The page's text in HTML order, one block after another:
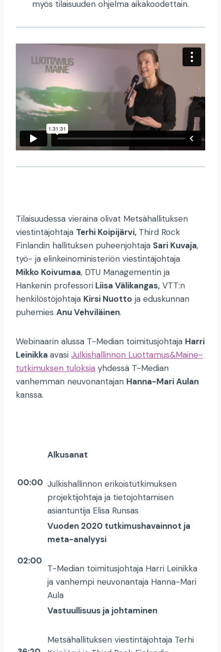
myös tilaisuuden ohjelma aikakoodettain.
Tilaisuudessa vieraina olivat Metsähallituksen
viestintäjohtaja Terhi Koipijärvi, Third Rock
Finlandin hallituksen puheenjohtaja Sari Kuvaja,
työ- ja elinkeinoministeriön viestintäjohtaja
Mikko Koivumaa, DTU Managementin ja
Hankenin professori Liisa Välikangas, VTT:n
henkilöstöjohtaja Kirsi Nuotto ja eduskunnan
puhemies Anu Vehviläinen.
Webinaarin alussa T-Median toimitusjohtaja Harri
Leinikka avasi Julkishallinnon Luottamus&Maine-
tutkimuksen tuloksia yhdessä T-Median
vanhemman neuvonantajan Hanna-Mari Aulan
kanssa.
00:00
Alkusanat
Julkishallinnon erikoistutkimuksen
projektijohtaja ja tietojohtamisen
asiantuntija Elisa Runsas
02:00
Vuoden 2020 tutkimushavainnot ja
meta-analyysi
T-Median toimitusjohtaja Harri Leinikka
ja vanhempi neuvonantaja Hanna-Mari
Aula
Vastuullisuus ja johtaminen
Metsähallituksen viestintäjohtaja Terhi